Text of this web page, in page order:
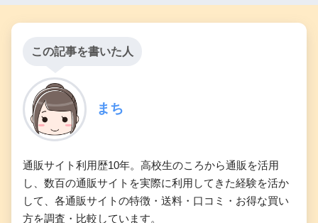
この記事を書いた人
まち
通販サイト利用歴10年。高校生のころから通販を活用
し、数百の通販サイトを実際に利用してきた経験を活か
して、各通販サイトの特徴・送料・口コミ・お得な買い
方を調査・比較しています。